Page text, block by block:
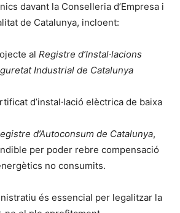
davant la Conselleria d’Empresa i
de Catalunya, incloent:
al Registre d’Instal·lacions
Industrial de Catalunya
d’instal·lació elèctrica de baixa
d’Autoconsum de Catalunya,
per poder rebre compensació
no consumits.
és essencial per legalitzar la